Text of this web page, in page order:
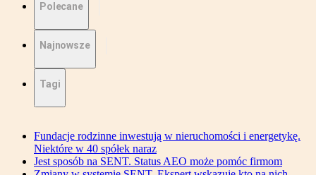
Polecane
Najnowsze
Tagi
Fundacje rodzinne inwestują w nieruchomości i energetykę.
Niektóre w 40 spółek naraz
Jest sposób na SENT. Status AEO może pomóc firmom